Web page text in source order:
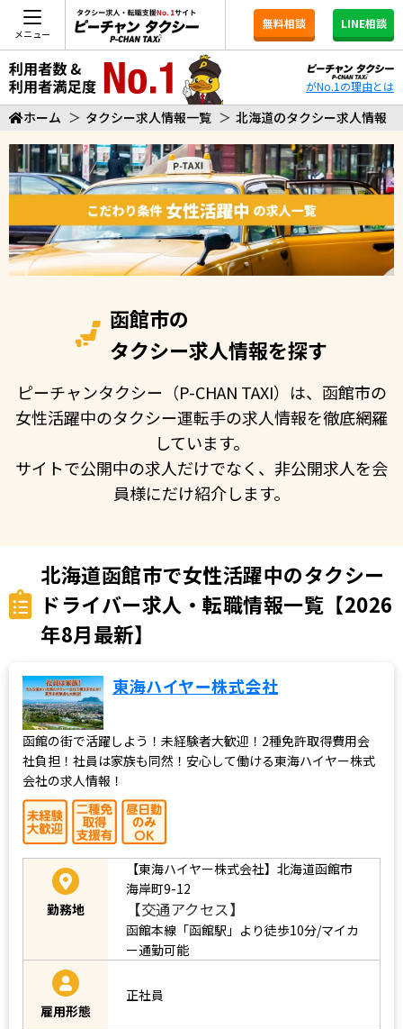
メニュー
無料相談 LINE相談
がNo.1の理由とは
ホーム ＞ タクシー求人情報一覧 ＞ 北海道のタクシー求人情報
函館市の
タクシー求人情報を探す
ピーチャンタクシー（P-CHAN TAXI）は、函館市の
女性活躍中のタクシー運転手の求人情報を徹底網羅
しています。
サイトで公開中の求人だけでなく、非公開求人を会
員様にだけ紹介します。
北海道函館市で女性活躍中のタクシー
ドライバー求人・転職情報一覧【2026
年8月最新】
東海ハイヤー株式会社
函館の街で活躍しよう！未経験者大歓迎！2種免許取得費用会
社負担！社員は家族も同然！安心して働ける東海ハイヤー株式
会社の求人情報！
勤務地
【東海ハイヤー株式会社】北海道函館市
海岸町9-12
【交通アクセス】
函館本線「函館駅」より徒歩10分/マイカ
ー通勤可能
雇用形態
正社員